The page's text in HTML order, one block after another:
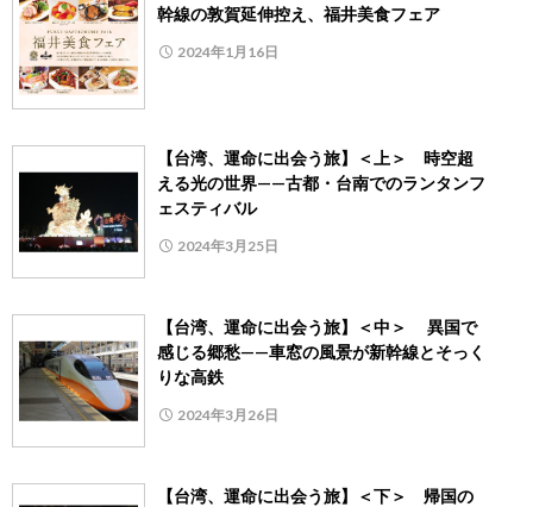
幹線の敦賀延伸控え、福井美食フェア
2024年1月16日
【台湾、運命に出会う旅】＜上＞ 時空超
える光の世界——古都・台南でのランタンフ
ェスティバル
2024年3月25日
【台湾、運命に出会う旅】＜中＞ 異国で
感じる郷愁——車窓の風景が新幹線とそっく
りな高鉄
2024年3月26日
【台湾、運命に出会う旅】＜下＞ 帰国の